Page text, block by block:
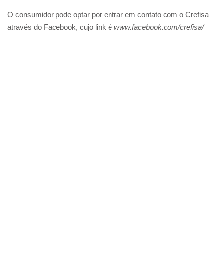
O consumidor pode optar por entrar em contato com o Crefisa
através do Facebook, cujo link é www.facebook.com/crefisa/